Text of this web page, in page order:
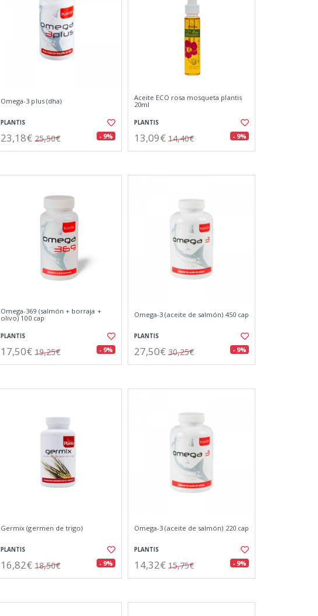
Omega-3 plus (dha)
PLANTIS
23,18€ 25,50€ - 9%
Aceite ECO rosa mosqueta plantis
20ml
PLANTIS
13,09€ 14,40€ - 9%
Omega-369 (salmón + borraja +
olivo) 100 cap
PLANTIS
17,50€ 19,25€ - 9%
Omega-3 (aceite de salmón) 450 cap
PLANTIS
27,50€ 30,25€ - 9%
Germix (germen de trigo)
PLANTIS
16,82€ 18,50€ - 9%
Omega-3 (aceite de salmón) 220 cap
PLANTIS
14,32€ 15,75€ - 9%